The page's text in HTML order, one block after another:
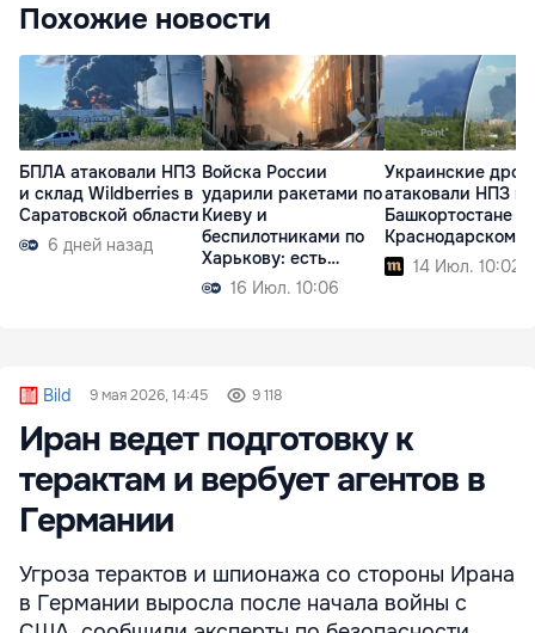
Похожие новости
БПЛА атаковали НПЗ
и склад Wildberries в
Саратовской области
6 дней назад
Войска России
ударили ракетами по
Киеву и
беспилотниками по
Харькову: есть
жертвы16 Июл. 10:06
Украинские
атаковали НПЗ в
Башкортостане и
Краснодарском
14 Июл. 10:02
Bild 9 мая 2026, 14:45 9 118
Иран ведет подготовку к
терактам и вербует агентов в
Германии
Угроза терактов и шпионажа со стороны Ирана
в Германии выросла после начала войны с